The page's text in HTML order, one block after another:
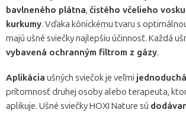
bavlneného plátna, čistého včelieho vosku
kurkumy. Vďaka kónickému tvaru s
majú ušné sviečky najlepšiu účinnosť. Každá
vybavená ochranným filtrom z gázy.
Aplikácia ušných sviečok je veľmi jednoduchá
prítomnosť druhej osoby alebo terapeuta,
aplikuje. Ušné sviečky HOXI Nature sú